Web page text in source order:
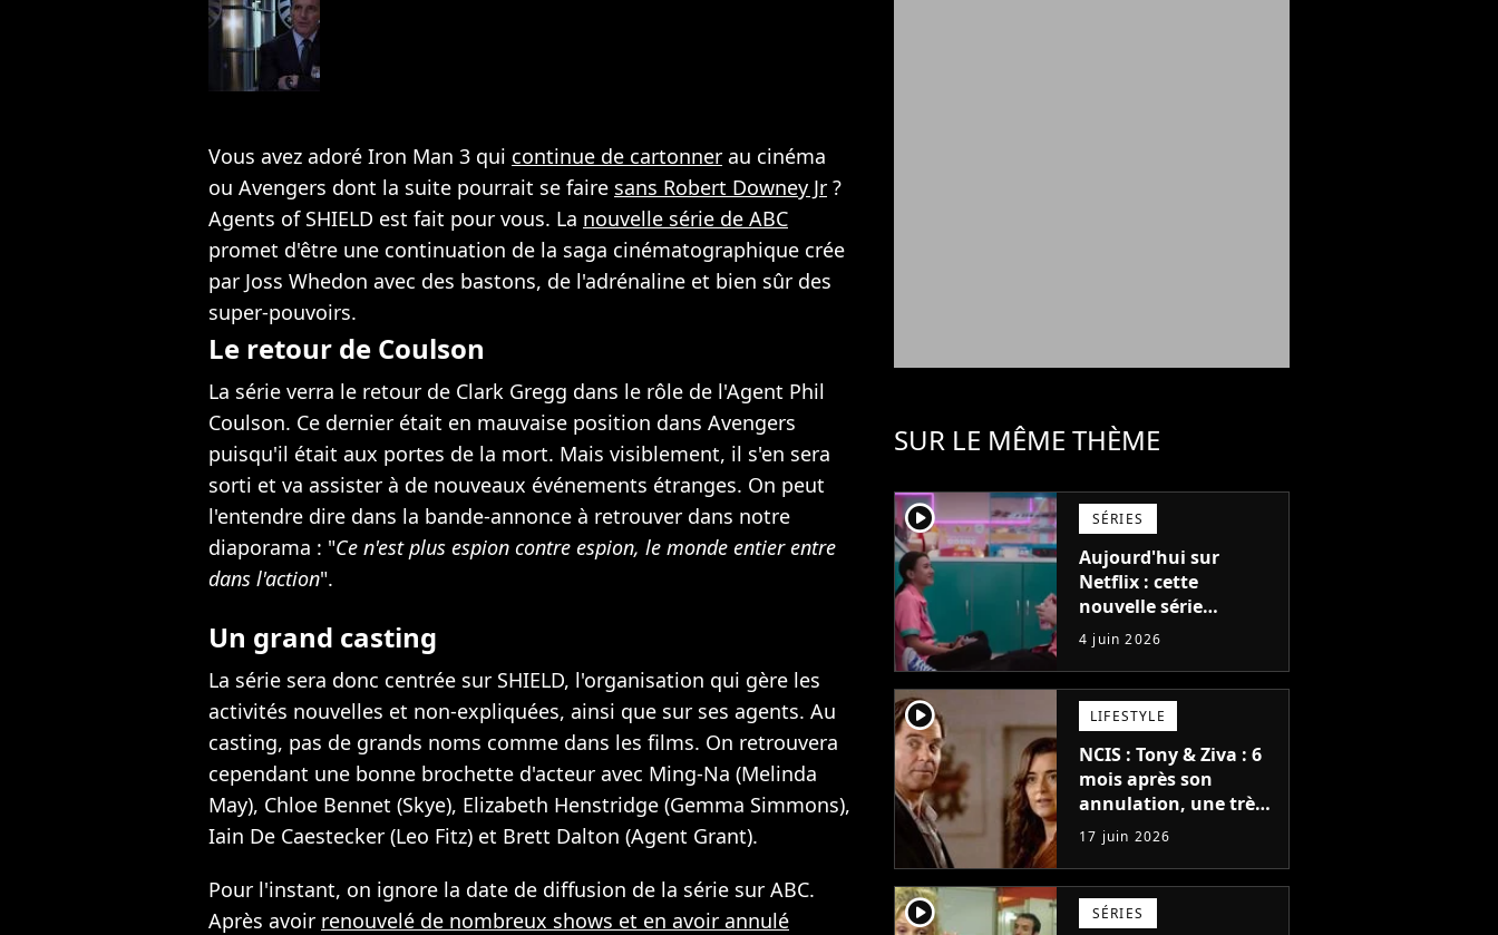
Vous avez adoré Iron Man 3 qui continue de cartonner au cinéma
ou Avengers dont la suite pourrait se faire sans Robert Downey Jr ?
Agents of SHIELD est fait pour vous. La nouvelle série de ABC
promet d'être une continuation de la saga cinématographique crée
par Joss Whedon avec des bastons, de l'adrénaline et bien sûr des
super-pouvoirs.
Le retour de Coulson
La série verra le retour de Clark Gregg dans le rôle de l'Agent Phil
Coulson. Ce dernier était en mauvaise position dans Avengers
puisqu'il était aux portes de la mort. Mais visiblement, il s'en sera
sorti et va assister à de nouveaux événements étranges. On peut
l'entendre dire dans la bande-annonce à retrouver dans notre
diaporama : "Ce n'est plus espion contre espion, le monde entier entre
dans l'action".
Un grand casting
La série sera donc centrée sur SHIELD, l'organisation qui gère les
activités nouvelles et non-expliquées, ainsi que sur ses agents. Au
casting, pas de grands noms comme dans les films. On retrouvera
cependant une bonne brochette d'acteur avec Ming-Na (Melinda
May), Chloe Bennet (Skye), Elizabeth Henstridge (Gemma Simmons),
Iain De Caestecker (Leo Fitz) et Brett Dalton (Agent Grant).
Pour l'instant, on ignore la date de diffusion de la série sur ABC.
Après avoir renouvelé de nombreux shows et en avoir annulé
SUR LE MÊME THÈME
player2 SÉRIES
Aujourd'hui sur
Netflix : cette
nouvelle série
pourrait devenir la
nouvelle obsession
des fans de BTS,
Blackpink et Stray
Kids
4 juin 2026
player2 LIFESTYLE
NCIS : Tony & Ziva : 6
mois après son
annulation, une très
bonne nouvelle pour
la série qui intrigue
pour la suite
17 juin 2026
player2 SÉRIES